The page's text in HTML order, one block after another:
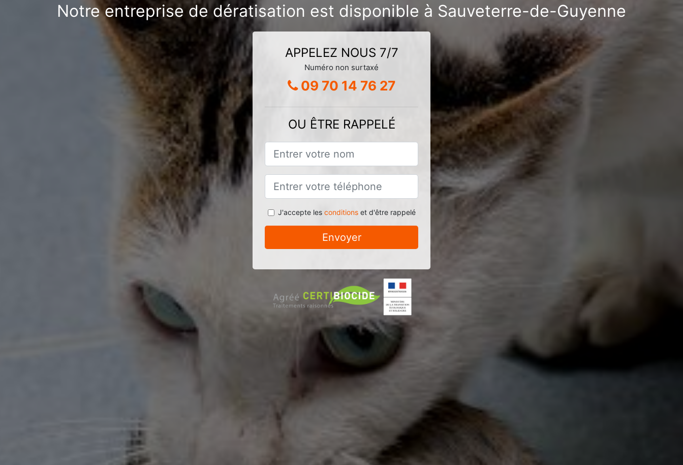
Notre entreprise de dératisation est disponible à Sauveterre-de-Guyenne
APPELEZ NOUS 7/7
Numéro non surtaxé
09 70 14 76 27
OU ÊTRE RAPPELÉ
J'accepte les conditionset d'être rappelé
Envoyer